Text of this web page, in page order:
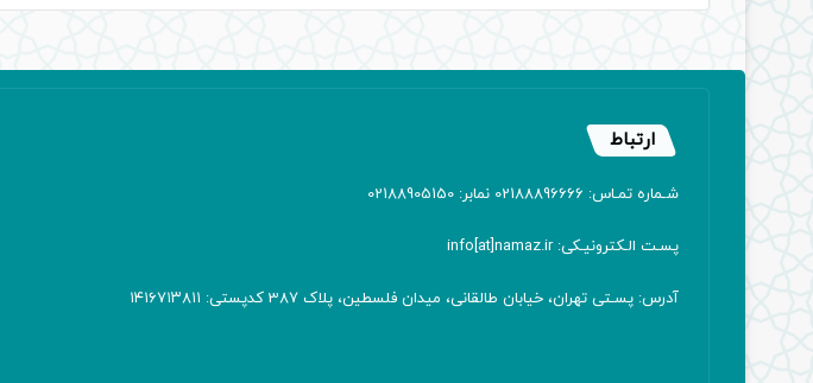
ارتباط
شـماره تمـاس: 02188896666 نمابر: 02188905150
پسـت الـکترونیـکی: info[at]namaz.ir
آدرس: پسـتی تهران، خیابان طالقانی، میدان فلسطین، پلاک 387 کدپستی: ۱۴۱۶۷۱۳۸۱۱